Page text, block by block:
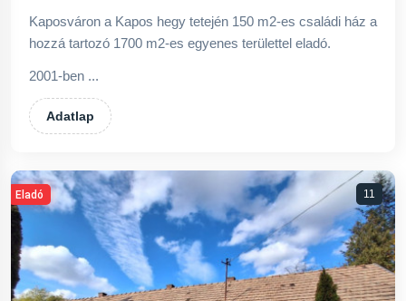
Kaposváron a Kapos hegy tetején 150 m2-es családi ház a
hozzá tartozó 1700 m2-es egyenes területtel eladó.
2001-ben ...
Adatlap
Eladó 11